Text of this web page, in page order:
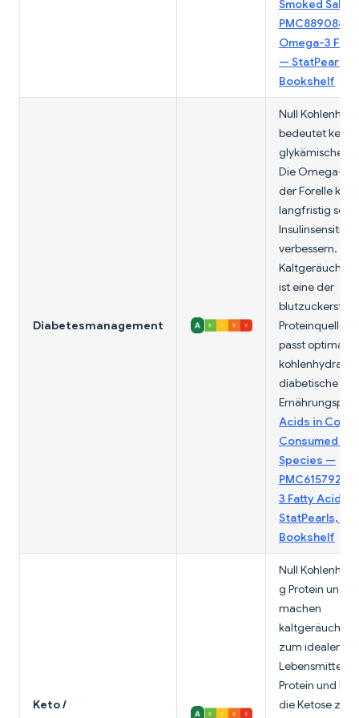
Smoked
PMC8890880
Omega-3
— StatPearls,
Bookshelf
Diabetesmanagement
Null
bedeutet
glykämische
Die Omega-3-
der Forelle
langfristig
verbessern.
ist eine der
Proteinquellen
passt optimal in
diabetische
Acids in
Consumed
Species —
PMC6157921
3 Fatty Acids
StatPearls,
Bookshelf
Keto /
Null
g Protein und 3
machen
zum idealen
Lebensmittel.
Protein und
die Ketose zu